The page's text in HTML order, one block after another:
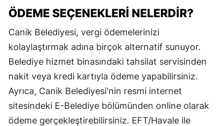
ÖDEME SEÇENEKLERI NELERDIR?
Canik Belediyesi, vergi ödemelerinizi
kolaylaştırmak adına birçok alternatif sunuyor.
Belediye hizmet binasındaki tahsilat servisinden
nakit veya kredi kartıyla ödeme yapabilirsiniz.
Ayrıca, Canik Belediyesi'nin resmi internet
sitesindeki E-Belediye bölümünden online olarak
ödeme gerçekleştirebilirsiniz. EFT/Havale ile